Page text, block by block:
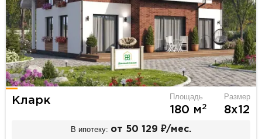
Кларк Площадь
180 м2
Размер
8х12
В ипотеку: от 50 129 ₽/мес.